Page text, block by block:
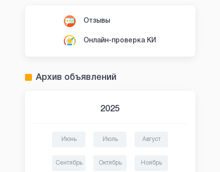
Отзывы
Онлайн-проверка КИ
Архив объявлений
2025
Июнь Июль Август
Сентябрь Октябрь Ноябрь